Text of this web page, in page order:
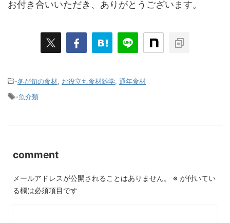
お付き合いいただき、ありがとうございます。
-冬が旬の食材 お役立ち食材雑学 通年食材
-魚介類
comment
メールアドレスが公開されることはありません。 ※ が付いてい
る欄は必須項目です